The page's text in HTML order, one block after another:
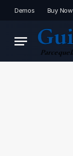
Demos Buy Now